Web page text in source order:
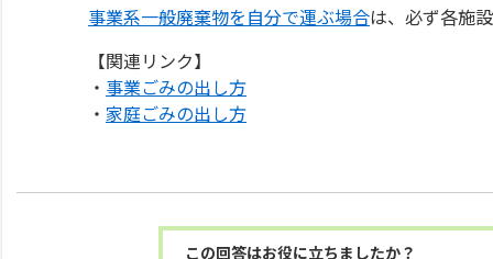
事業系一般廃棄物を自分で運ぶ場合は、必ず各施
【関連リンク】
・ 事業ごみの出し方
・ 家庭ごみの出し方
この回答はお役に立ちましたか？